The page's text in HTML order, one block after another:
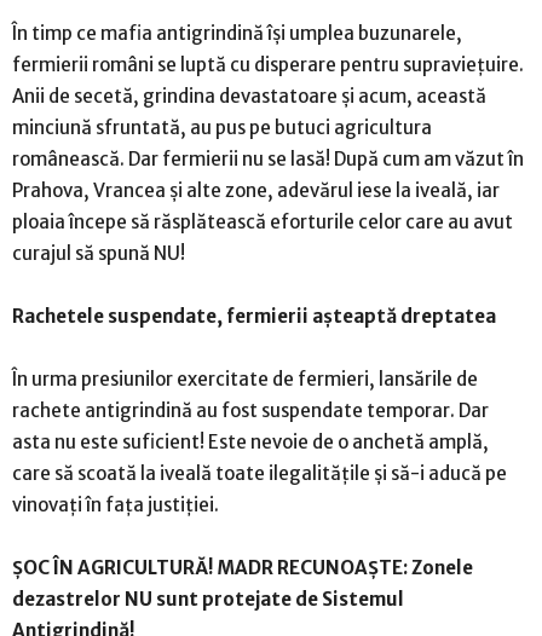
În timp ce mafia antigrindină își umplea buzunarele,
fermierii români se luptă cu disperare pentru supraviețuire.
Anii de secetă, grindina devastatoare și acum, această
minciună sfruntată, au pus pe butuci agricultura
românească. Dar fermierii nu se lasă! După cum am văzut în
Prahova, Vrancea și alte zone, adevărul iese la iveală, iar
ploaia începe să răsplătească eforturile celor care au avut
curajul să spună NU!
Rachetele suspendate, fermierii așteaptă dreptatea
În urma presiunilor exercitate de fermieri, lansările de
rachete antigrindină au fost suspendate temporar. Dar
asta nu este suficient! Este nevoie de o anchetă amplă,
care să scoată la iveală toate ilegalitățile și să-i aducă pe
vinovați în fața justiției.
ȘOC ÎN AGRICULTURĂ! MADR RECUNOAȘTE: Zonele
dezastrelor NU sunt protejate de Sistemul
Antigrindină!